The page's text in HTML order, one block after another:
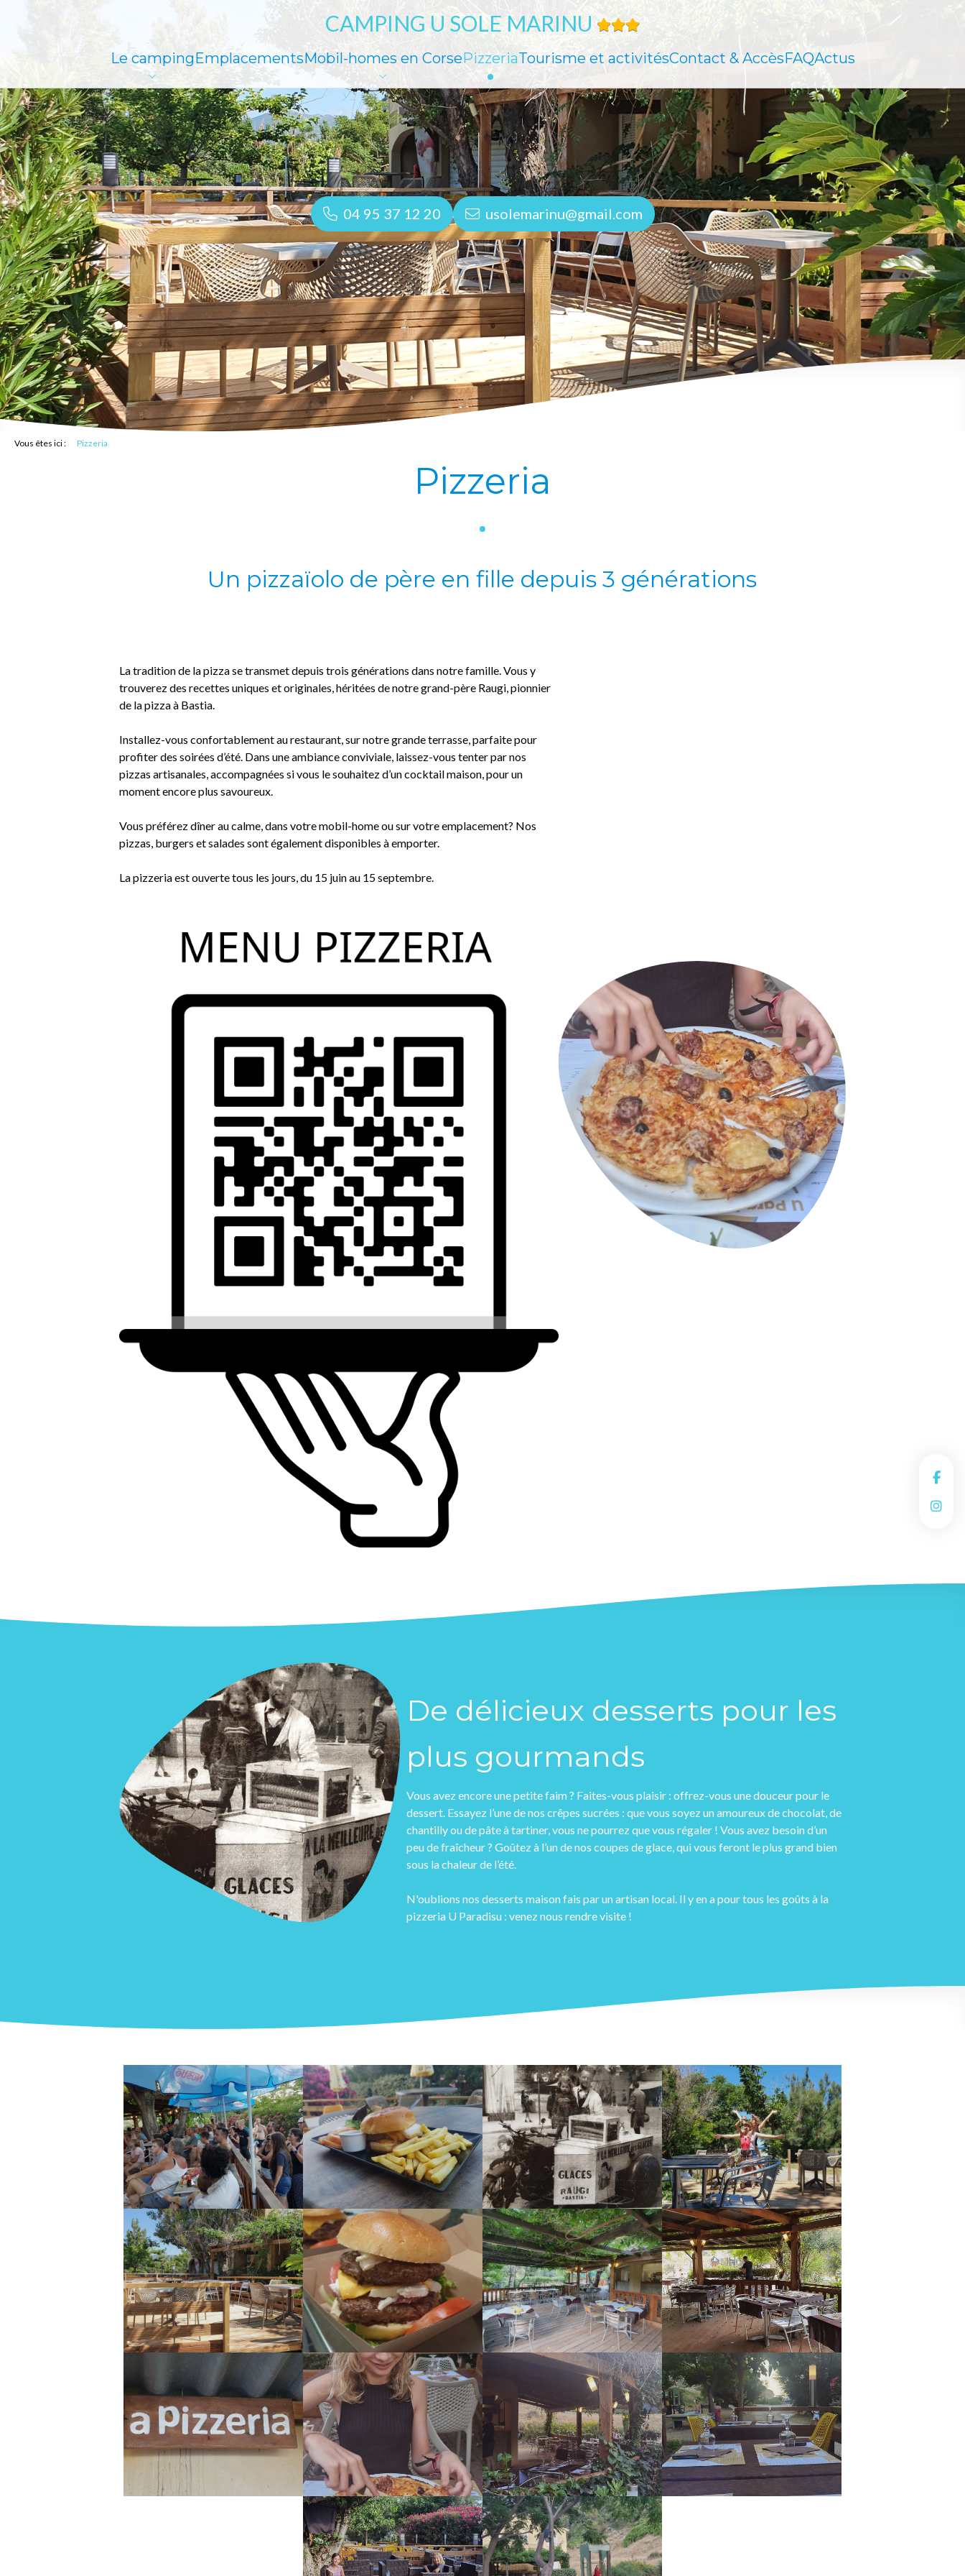
CAMPING U SOLE MARINU
Le campingEmplacementsMobil-homes en CorsePizzeriaTourisme et activitésContact & AccèsFAQActus
04 95 37 12 20 usolemarinu@gmail.com
Vous êtes ici : Pizzeria
Pizzeria
Un pizzaïolo de père en fille depuis 3 générations
La tradition de la pizza se transmet depuis trois générations dans notre famille. Vous y
trouverez des recettes uniques et originales, héritées de notre grand-père Raugi, pionnier
de la pizza à Bastia.
Installez-vous confortablement au restaurant, sur notre grande terrasse, parfaite pour
profiter des soirées d’été. Dans une ambiance conviviale, laissez-vous tenter par nos
pizzas artisanales, accompagnées si vous le souhaitez d’un cocktail maison, pour un
moment encore plus savoureux.
Vous préférez dîner au calme, dans votre mobil-home ou sur votre emplacement? Nos
pizzas, burgers et salades sont également disponibles à emporter.
La pizzeria est ouverte tous les jours, du 15 juin au 15 septembre.
De délicieux desserts pour les
plus gourmands
Vous avez encore une petite faim ? Faites-vous plaisir : offrez-vous une douceur pour le
dessert. Essayez l’une de nos crêpes sucrées : que vous soyez un amoureux de chocolat, de
chantilly ou de pâte à tartiner, vous ne pourrez que vous régaler ! Vous avez besoin d’un
peu de fraîcheur ? Goûtez à l’un de nos coupes de glace, qui vous feront le plus grand bien
sous la chaleur de l’été.
N'oublions nos desserts maison fais par un artisan local. Il y en a pour tous les goûts à la
pizzeria U Paradisu : venez nous rendre visite !